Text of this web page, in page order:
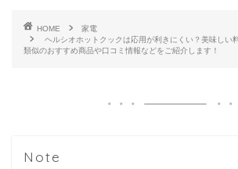
HOME
家電
ヘルシオホットクックは応用が利きにくい？美味しい
類似のおすすめ商品や口コミ情報などをご紹介します！
Note